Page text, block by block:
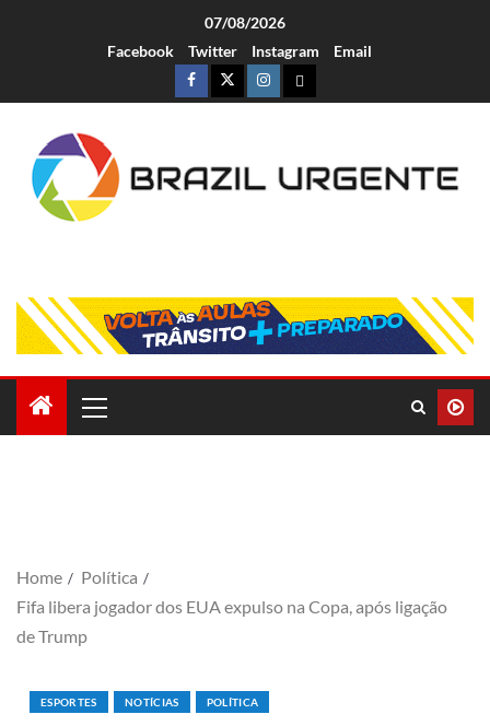
07/08/2026
Facebook
Twitter Instagram Email
Home
Política
Fifa libera jogador dos EUA expulso na Copa, após ligação
de Trump
ESPORTES NOTÍCIAS POLÍTICA